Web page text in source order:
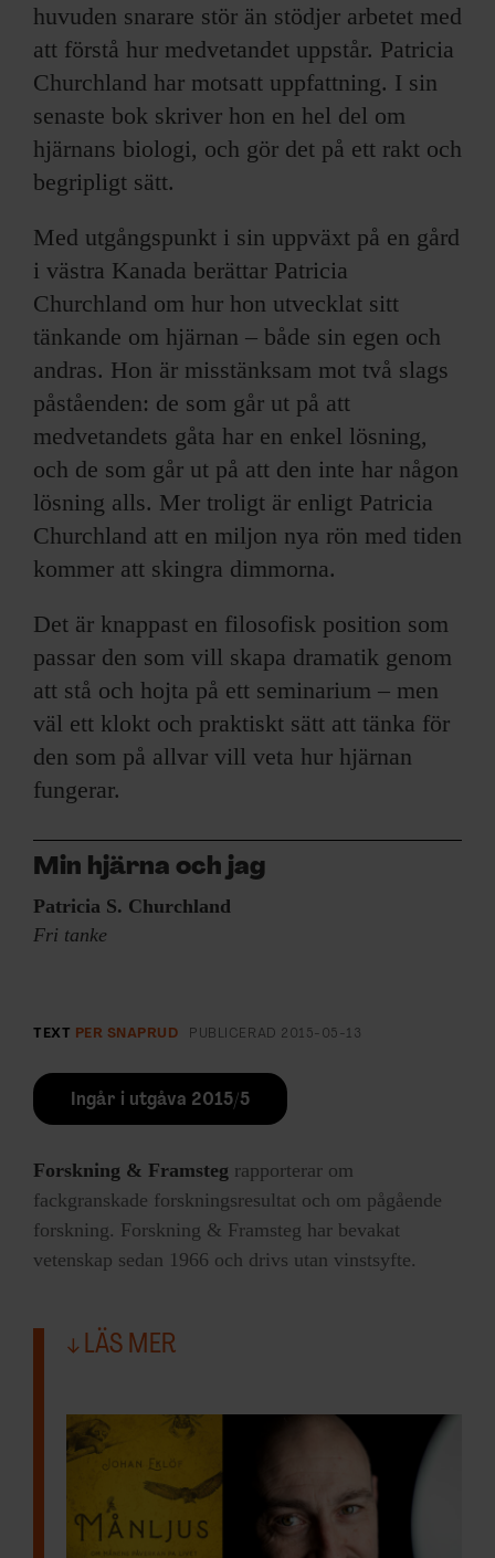
huvuden snarare stör än stödjer arbetet med
att förstå hur medvetandet uppstår. Patricia
Churchland har motsatt uppfattning. I sin
senaste bok skriver hon en hel del om
hjärnans biologi, och gör det på ett rakt och
begripligt sätt.
Med utgångspunkt i sin uppväxt på en gård
i västra Kanada berättar Patricia
Churchland om hur hon utvecklat sitt
tänkande om hjärnan – både sin egen och
andras. Hon är misstänksam mot två slags
påståenden: de som går ut på att
medvetandets gåta har en enkel lösning,
och de som går ut på att den inte har någon
lösning alls. Mer troligt är enligt Patricia
Churchland att en miljon nya rön med tiden
kommer att skingra dimmorna.
Det är knappast en filosofisk position som
passar den som vill skapa dramatik genom
att stå och hojta på ett seminarium – men
väl ett klokt och praktiskt sätt att tänka för
den som på allvar vill veta hur hjärnan
fungerar.
Min hjärna och jag
Patricia S. Churchland
Fri tanke
TEXT PER SNAPRUD PUBLICERAD 2015-05-13
Ingår i utgåva 2015/5
Forskning & Framsteg rapporterar om
fackgranskade forskningsresultat och om pågående
forskning. Forskning & Framsteg har bevakat
vetenskap sedan 1966 och drivs utan vinstsyfte.
LÄS MER